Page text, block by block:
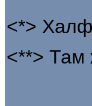
<*>
<**> Там